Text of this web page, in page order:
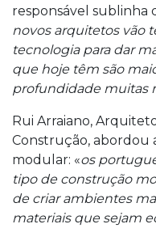
responsável sublinha
novos arquitetos vão
tecnologia para dar
que hoje têm são
profundidade muitas
Rui Arraiano,
Construção, abordou
modular: «os
tipo de construção
de criar ambientes
materiais que sejam